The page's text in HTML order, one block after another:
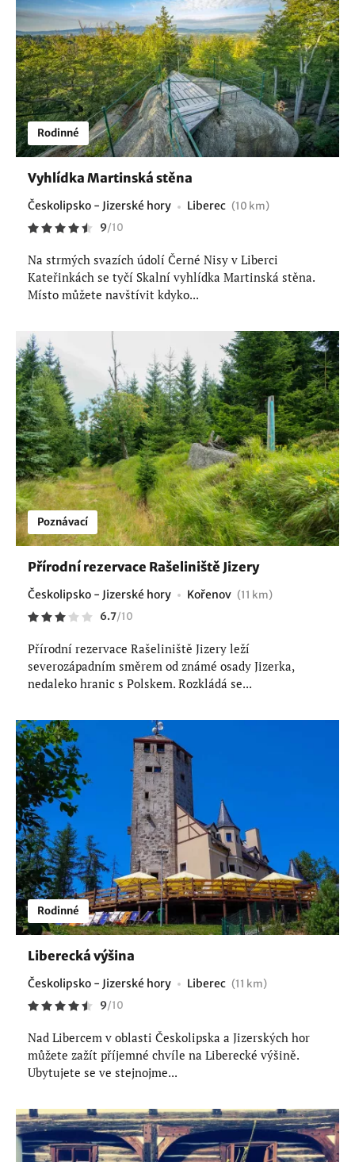
Rodinné
Vyhlídka Martinská stěna
Českolipsko - Jizerské hory Liberec (10 km)
9/10
Na strmých svazích údolí Černé Nisy v Liberci
Kateřinkách se tyčí Skalní vyhlídka Martinská stěna.
Místo můžete navštívit kdyko...
Poznávací
Přírodní rezervace Rašeliniště Jizery
Českolipsko - Jizerské hory Kořenov (11 km)
6.7/10
Přírodní rezervace Rašeliniště Jizery leží
severozápadním směrem od známé osady Jizerka,
nedaleko hranic s Polskem. Rozkládá se...
Rodinné
Liberecká výšina
Českolipsko - Jizerské hory Liberec (11 km)
9/10
Nad Libercem v oblasti Českolipska a Jizerských hor
můžete zažít příjemné chvíle na Liberecké výšině.
Ubytujete se ve stejnojme...